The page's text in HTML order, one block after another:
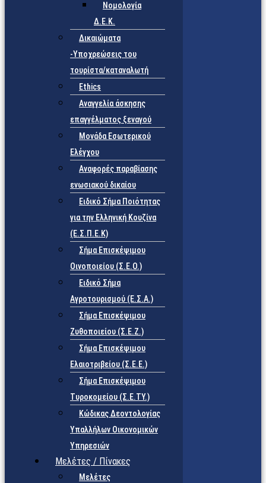
Νομολογία
Δ.Ε.Κ.
Δικαιώματα
-Υποχρεώσεις του
τουρίστα/καταναλωτή
Ethics
Αναγγελία άσκησης
επαγγέλματος ξεναγού
Μονάδα Εσωτερικού
Ελέγχου
Αναφορές παραβίασης
ενωσιακού δικαίου
Ειδικό Σήμα Ποιότητας
για την Ελληνική Κουζίνα
(Ε.Σ.Π.Ε.Κ)
Σήμα Επισκέψιμου
Οινοποιείου (Σ.Ε.Ο.)
Ειδικό Σήμα
Αγροτουρισμού (Ε.Σ.Α.)
Σήμα Επισκέψιμου
Ζυθοποιείου (Σ.Ε.Ζ.)
Σήμα Επισκέψιμου
Ελαιοτριβείου (Σ.Ε.Ε.)
Σήμα Επισκέψιμου
Τυροκομείου (Σ.Ε.TY.)
Κώδικας Δεοντολογίας
Υπαλλήλων Οικονομικών
Υπηρεσιών
Μελέτες / Πίνακες
Μελέτες